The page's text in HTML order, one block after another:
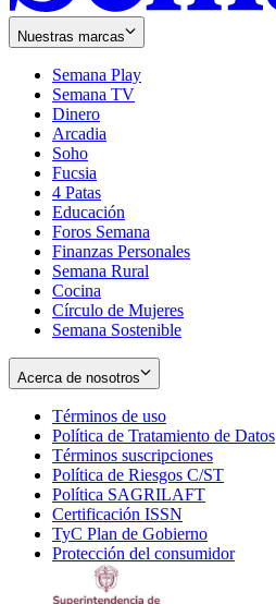
Nuestras marcas
Semana Play
Semana TV
Dinero
Arcadia
Soho
in
new
window
Fucsia
in
new
window
4 Patas
Educación
Foros Semana
Finanzas Personales
Semana Rural
Cocina
Círculo de Mujeres
Semana Sostenible
Acerca de nosotros
Términos de uso
in
new
window
Política de Tratamiento de Datos
Términos suscripciones
in
Política de Riesgos C/ST
Política SAGRILAFT
new
window
Certificación ISSN
in
new
TyC Plan de Gobierno
in
Protección del consumidorOpens